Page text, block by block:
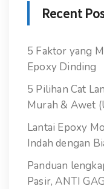
Recent
5 Faktor yang
Epoxy Dinding
5 Pilihan Cat
Murah & Awet
Lantai Epoxy
Indah dengan
Panduan
Pasir, ANTI